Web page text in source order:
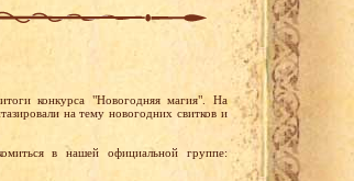
конкурса "Новогодняя магия". На
на тему новогодних свитков и
в нашей официальной группе: